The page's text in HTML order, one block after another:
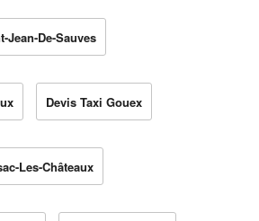
Jean-De-Sauves
Devis Taxi Gouex
Les-Châteaux